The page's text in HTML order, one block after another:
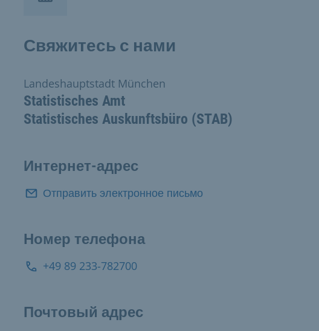
Свяжитесь с нами
Statistisches Amt
Statistisches Auskunftsbüro (STAB)
Landeshauptstadt München
Интернет-адрес
Отправить электронное письмо
Номер телефона
+49 89 233-782700
Почтовый адрес